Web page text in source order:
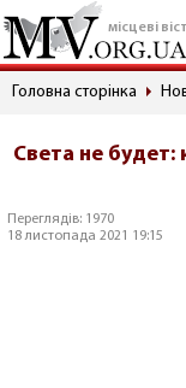
місцеві
Головна сторінка
Света не будет:
Переглядів: 1970
18 листопада 2021 19:15